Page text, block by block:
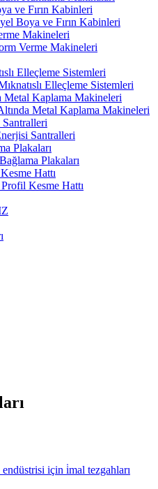
ve Fırın Kabinleri
Boya ve Fırın Kabinleri
Makineleri
Verme Makineleri
Elleçleme Sistemleri
Elleçleme Sistemleri
Metal Kaplama Makineleri
Metal Kaplama Makineleri
Santralleri
Plakaları
Plakaları
Hattı
Kesme Hattı
için i̇mal tezgahları